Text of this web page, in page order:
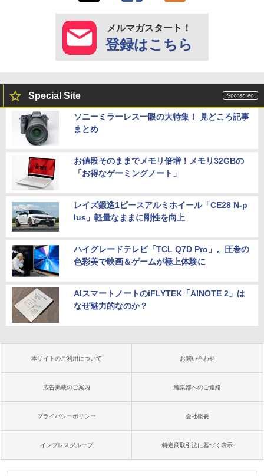
メルマガスタート！
登録はこちら
Special Site
ソニーミラーレス一眼の大特集！ 見どころ記事
まとめ
お値段そのままでメモリ倍増！メモリ32GBの
「お得なゲーミングノート」
レイズ鍛造1ピースアルミホイール「CE28 N-p
lus」軽量なままに剛性を向上
ハイグレードテレビ「TCL Q7D Pro」。圧巻の
色彩美で映画＆ゲームが極上体験に
AIスマートノートのiFLYTEK「AINOTE 2」は
なぜ魅力的なのか？
本サイトのご利用について お問い合わせ
広告掲載のご案内 編集部へのご連絡
プライバシーポリシー 会社概要
インプレスグループ 特定商取引法に基づく表示